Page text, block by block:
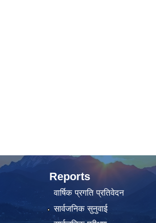
Reports
वार्षिक प्रगति प्रतिवेदन
सार्वजनिक सुनुवाई